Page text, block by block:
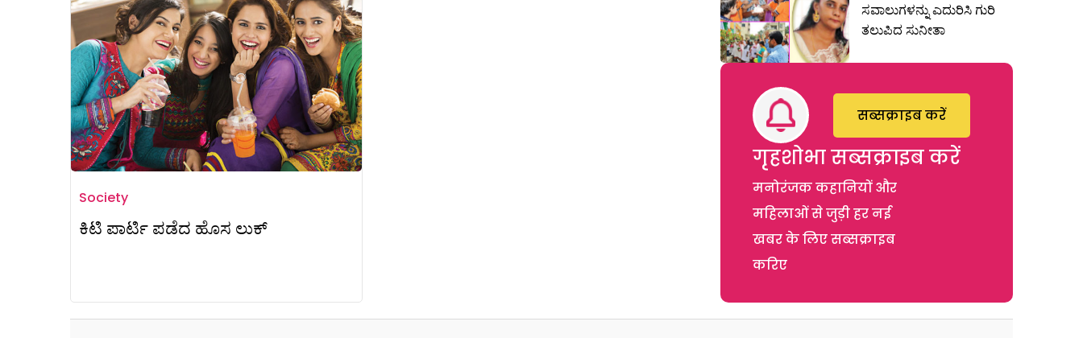
Society
ಕಿಟಿ ಪಾರ್ಟಿ ಪಡೆದ ಹೊಸ ಲುಕ್
ಸವಾಲುಗಳನ್ನು ಎದುರಿಸಿ ಗುರಿ
ತಲುಪಿದ ಸುನೀತಾ
गृहशोभा सब्सक्राइब करें
मनोरंजक कहानियों और
महिलाओं से जुड़ी हर नई
खबर के लिए सब्सक्राइब
करिए
सब्सक्राइब करें